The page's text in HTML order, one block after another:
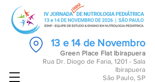
13 e 14 de Novembro
Green Place Flat Ibirapuera
Rua Dr. Diogo de Faria, 1201 - Sala
Ibirapuera
São Paulo, SP